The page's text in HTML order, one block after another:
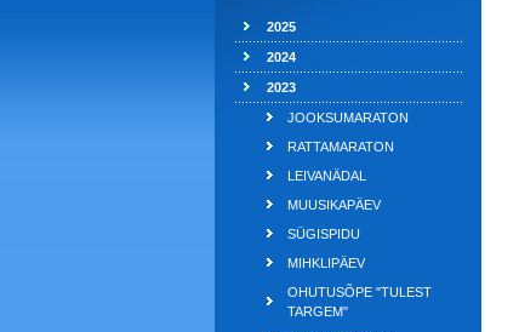
2025
2024
2023
JOOKSUMARATON
RATTAMARATON
LEIVANÄDAL
MUUSIKAPÄEV
SÜGISPIDU
MIHKLIPÄEV
OHUTUSÕPE "TULEST
TARGEM"